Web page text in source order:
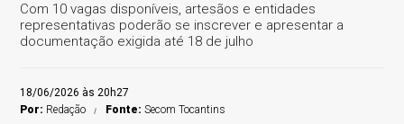
Com 10 vagas disponíveis, artesãos e entidades
representativas poderão se inscrever e apresentar a
documentação exigida até 18 de julho
18/06/2026 às 20h27
Por: Redação Fonte:Secom Tocantins